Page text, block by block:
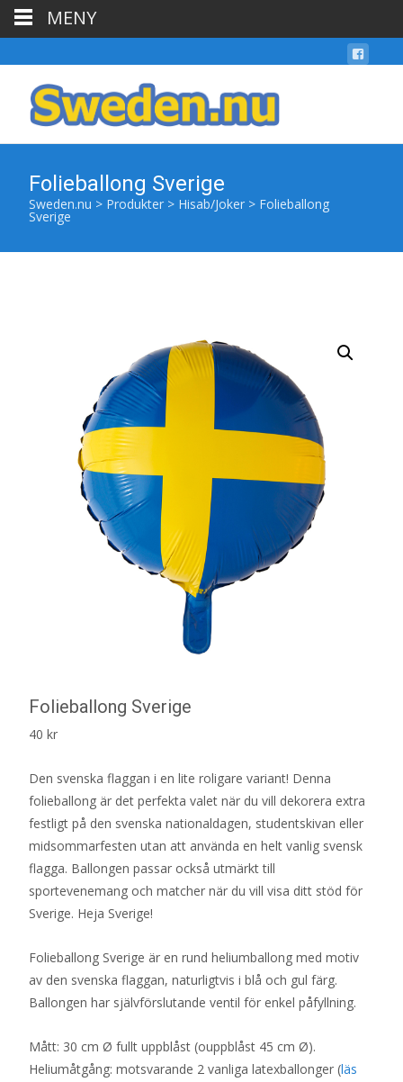
Folieballong Sverige
Sweden.nu > Produkter > Hisab/Joker > Folieballong
Sverige
Folieballong Sverige
40 kr
Den svenska flaggan i en lite roligare variant! Denna
folieballong är det perfekta valet när du vill dekorera extra
festligt på den svenska nationaldagen, studentskivan eller
midsommarfesten utan att använda en helt vanlig svensk
flagga. Ballongen passar också utmärkt till
sportevenemang och matcher när du vill visa ditt stöd för
Sverige. Heja Sverige!
Folieballong Sverige är en rund heliumballong med motiv
av den svenska flaggan, naturligtvis i blå och gul färg.
Ballongen har självförslutande ventil för enkel påfyllning.
Mått: 30 cm Ø fullt uppblåst (ouppblåst 45 cm Ø).
Heliumåtgång: motsvarande 2 vanliga latexballonger (läs
MENY